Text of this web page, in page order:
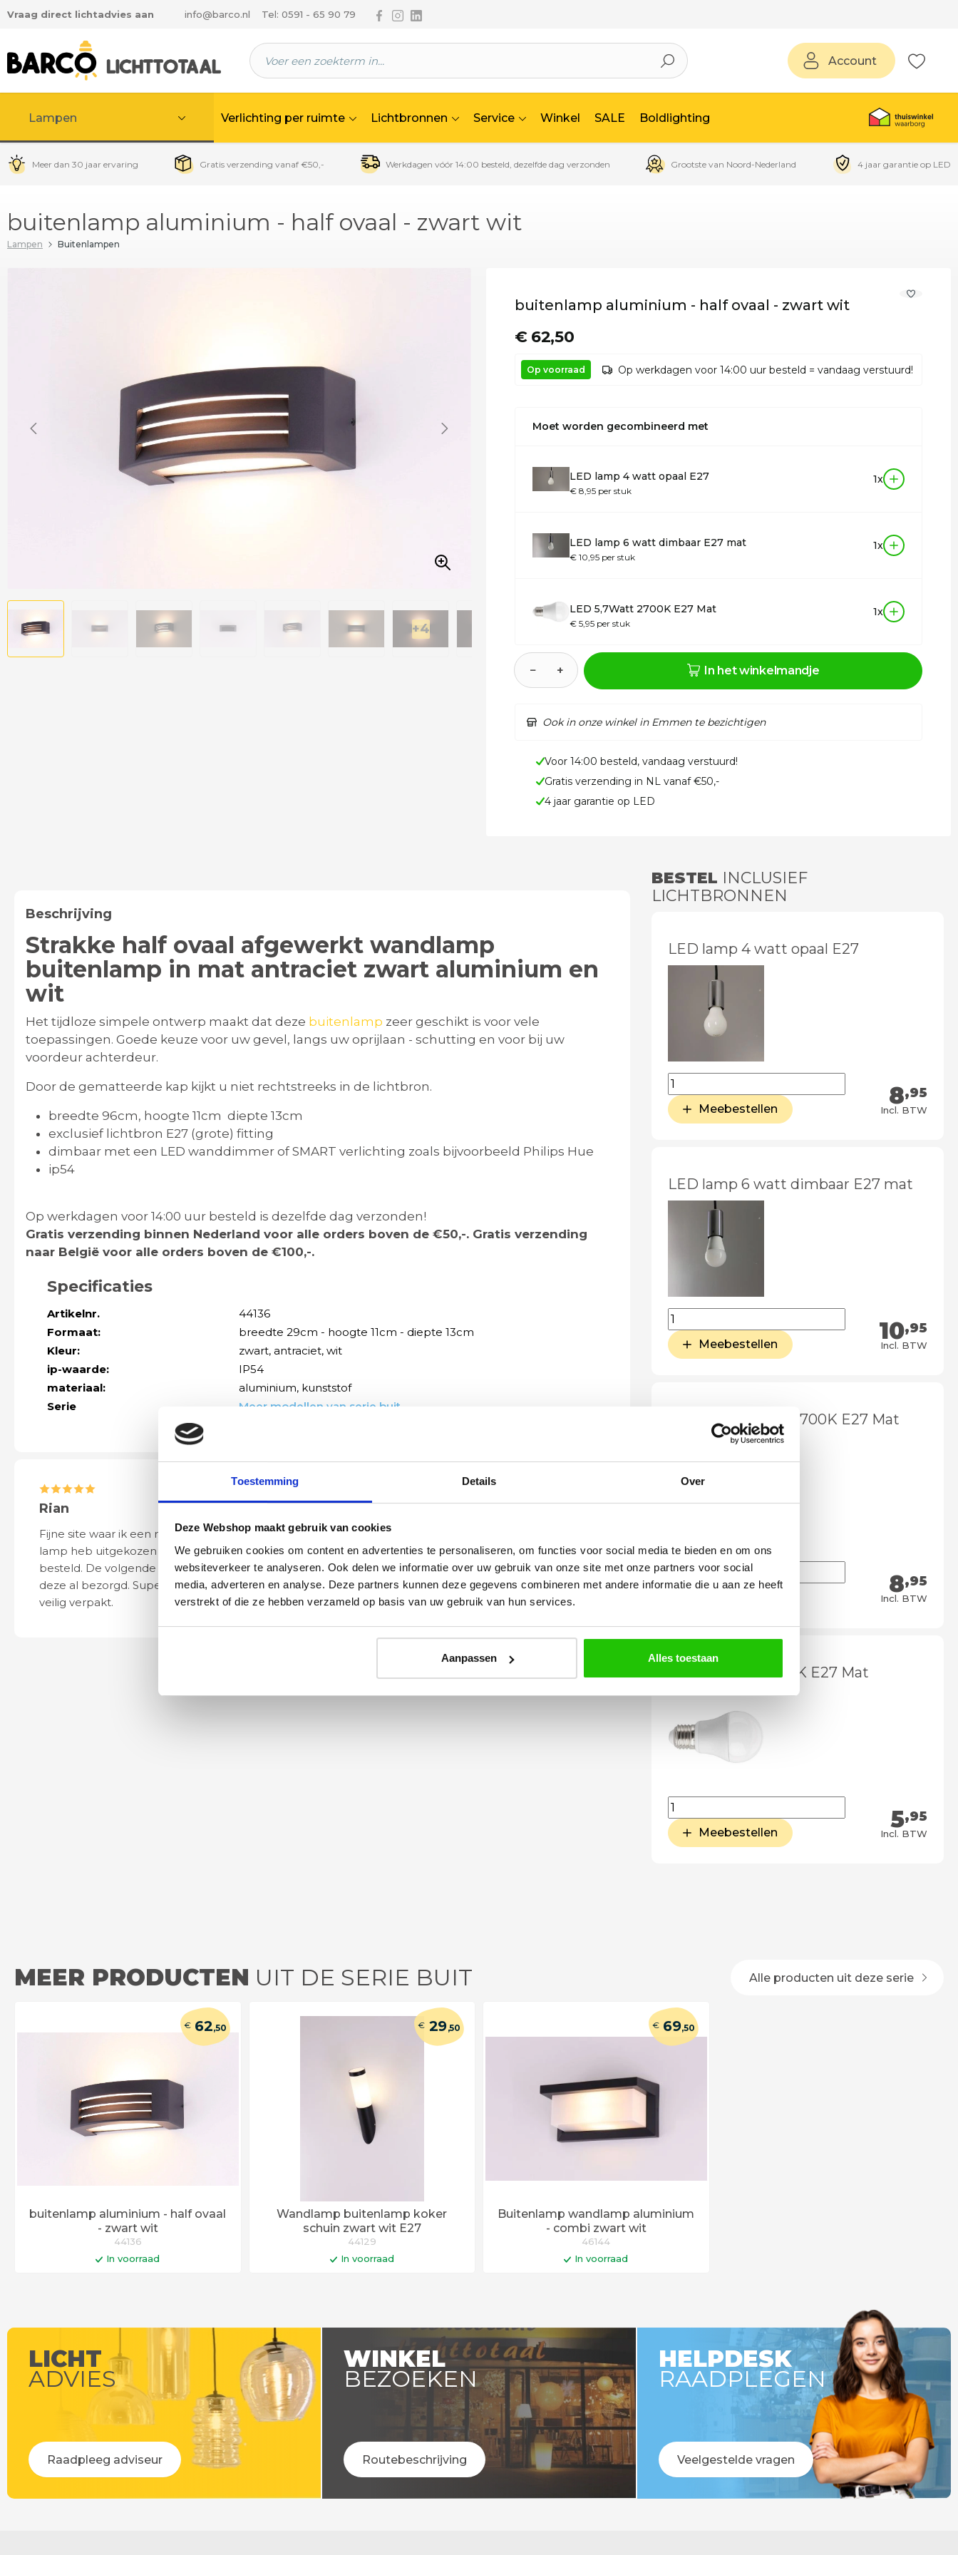
Toestemming Details Over
Deze Webshop maakt gebruik van cookies
We gebruiken cookies om content en advertenties te personaliseren, om functies voor social media te bieden en om ons
websiteverkeer te analyseren. Ook delen we informatie over uw gebruik van onze site met onze partners voor social
media, adverteren en analyse. Deze partners kunnen deze gegevens combineren met andere informatie die u aan ze heeft
verstrekt of die ze hebben verzameld op basis van uw gebruik van hun services.
Aanpassen Alles toestaan
hoofdinhoud
Vraag direct lichtadvies aan info@barco.nl Tel: 0591 - 65 90 79 Volg ons via Facebook
Volg ons via Instagram
Volg ons via Linkedin
Account
Lampen Verlichting per ruimte Lichtbronnen Service Winkel SALE Boldlighting
Meer dan 30 jaar ervaring Gratis verzending vanaf €50,- Werkdagen vóór 14:00 besteld, dezelfde dag verzonden Grootste van Noord-Nederland 4 jaar garantie op LED
buitenlamp aluminium - half ovaal - zwart wit
Lampen Buitenlampen
buitenlamp aluminium - half ovaal - zwart wit
€ 62,50
Op voorraad Op werkdagen voor 14:00 uur besteld = vandaag verstuurd!
Moet worden gecombineerd met
LED lamp 4 watt opaal E27
€ 8,95 per stuk
1x
LED lamp 6 watt dimbaar E27 mat
€ 10,95 per stuk
1x
LED 5,7Watt 2700K E27 Mat
€ 5,95 per stuk
1x
− + In het winkelmandje
Ook in onze winkel in Emmen te bezichtigen
Voor 14:00 besteld, vandaag verstuurd!
Gratis verzending in NL vanaf €50,-
4 jaar garantie op LED
Beschrijving
Strakke half ovaal afgewerkt wandlamp
buitenlamp in mat antraciet zwart aluminium en
wit
Het tijdloze simpele ontwerp maakt dat deze buitenlamp zeer geschikt is voor vele
toepassingen. Goede keuze voor uw gevel, langs uw oprijlaan - schutting en voor bij uw
voordeur achterdeur.
Door de gematteerde kap kijkt u niet rechtstreeks in de lichtbron.
breedte 96cm, hoogte 11cm diepte 13cm
exclusief lichtbron E27 (grote) fitting
dimbaar met een LED wanddimmer of SMART verlichting zoals bijvoorbeeld Philips Hue
ip54
Op werkdagen voor 14:00 uur besteld is dezelfde dag verzonden!
Gratis verzending binnen Nederland voor alle orders boven de €50,-. Gratis verzending
naar België voor alle orders boven de €100,-.
Specificaties
Artikelnr.
44136
Formaat:
breedte 29cm - hoogte 11cm - diepte 13cm
Kleur:
zwart, antraciet, wit
ip-waarde:
IP54
materiaal:
aluminium, kunststof
Serie
Meer modellen van serie buit
Rian
Fijne site waar ik een mooie
lamp heb uitgekozen en
besteld. De volgende dag werd
deze al bezorgd. Super netjes en
veilig verpakt.
Anne
Het bestellen, betalen en
leveren verliep vlot en volledig
naar wens. Het artikel is zeer
mooi en schept veel sfeer, het is
ook eenvoudig te plaatsen.
Yvonne
met totaal 11 mondgeblazen
kappen. Dit was zeer goed
verpakt geleverd. Wij bevelen dit
bedrijf zeker aan!
BESTEL INCLUSIEF
LICHTBRONNEN
LED lamp 4 watt opaal E27
8,95
Incl. BTW
Meebestellen
LED lamp 6 watt dimbaar E27 mat
10,95
Incl. BTW
Meebestellen
LED kogel 5Watt 2700K E27 Mat
dimbaar
8,95
Incl. BTW
LED 5,7Watt 2700K E27 Mat
5,95
Incl. BTW
Meebestellen
MEER PRODUCTEN UIT DE SERIE BUIT Alle producten uit deze serie
buitenlamp aluminium - half ovaal
- zwart wit
€62,50
44136
In voorraad
Wandlamp buitenlamp koker
schuin zwart wit E27
€29,50
44129
In voorraad
Buitenlamp wandlamp aluminium
- combi zwart wit
€69,50
46144
In voorraad
LICHT
ADVIES
Raadpleeg adviseur
WINKEL
BEZOEKEN
Routebeschrijving
HELPDESK
RAADPLEGEN
Veelgestelde vragen